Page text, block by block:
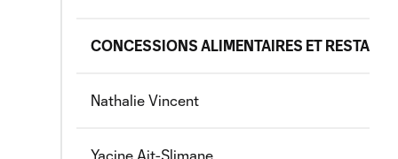
CONCESSIONS ALIMENTAIRES ET
Nathalie Vincent
Yacine Ait-Slimane